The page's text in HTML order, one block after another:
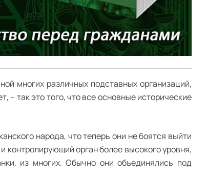
многих различных подставных организаций,
– так это того, что все основные исторические
народа, что теперь они не боятся выйти
орган более высокого уровня,
из многих. Обычно они объединялись под